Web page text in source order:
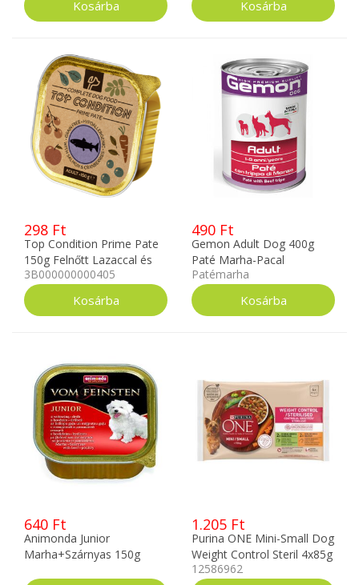
298 Ft
Top Condition Prime Pate
150g Felnőtt Lazaccal és
Áfonyával
3B000000000405
490 Ft
Gemon Adult Dog 400g
Paté Marha-Pacal
Patémarha
640 Ft
Animonda Junior
Marha+Szárnyas 150g
1.205 Ft
Purina ONE Mini-Small Dog
Weight Control Steril 4x85g
12586962